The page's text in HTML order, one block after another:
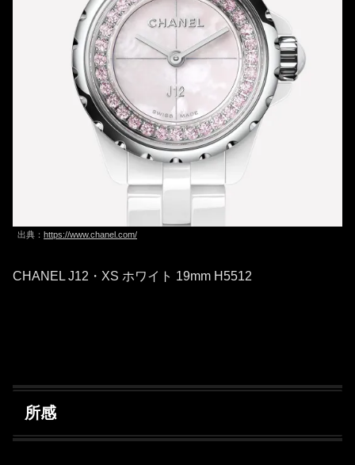
出典： https://www.chanel.com/
CHANEL J12・XS ホワイト 19mm H5512
所感